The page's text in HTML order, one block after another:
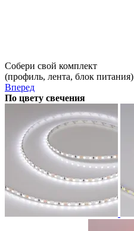
Собери свой комплект
(профиль, лента, блок питания)
Вперед
По цвету свечения